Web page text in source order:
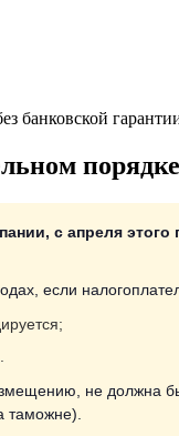
банковской
с апреля
если
не должна
таможне).